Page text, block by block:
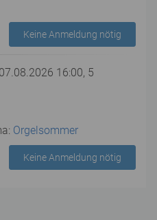
Keine Anmeldung nötig
16:00, 5
Orgelsommer
Keine Anmeldung nötig